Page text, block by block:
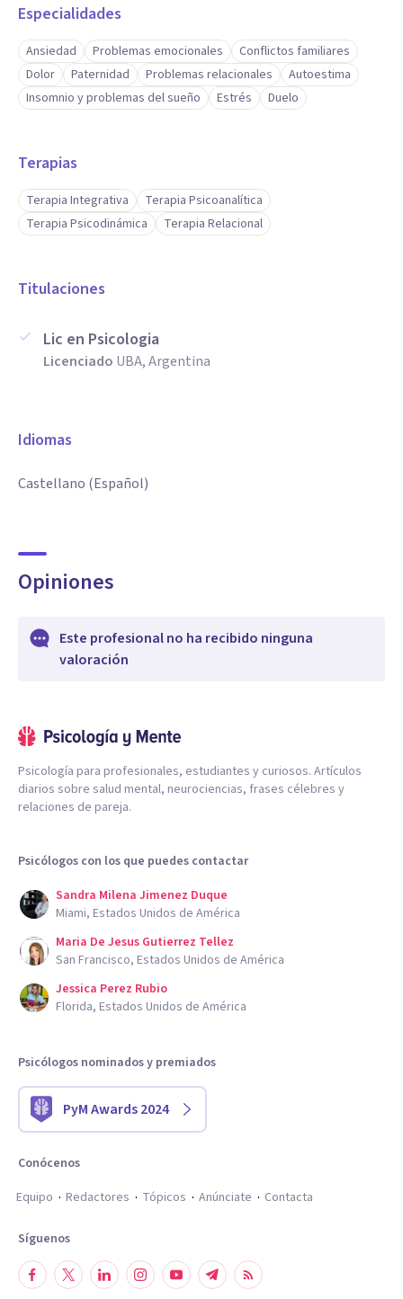
Especialidades
Ansiedad Problemas emocionales
Conflictos familiares
Dolor
Paternidad Problemas relacionales
Autoestima
Insomnio y problemas del sueño
Estrés Duelo
Terapias
Terapia Integrativa
Terapia Psicoanalítica
Terapia Psicodinámica
Terapia Relacional
Titulaciones
Lic en Psicologia
Licenciado UBA, Argentina
Idiomas
Castellano (Español)
Opiniones
Este profesional no ha recibido ninguna
valoración
Psicología para profesionales, estudiantes y curiosos. Artículos
diarios sobre salud mental, neurociencias, frases célebres y
relaciones de pareja.
Psicólogos con los que puedes contactar
Sandra Milena Jimenez Duque
Miami, Estados Unidos de América
Maria De Jesus Gutierrez Tellez
San Francisco, Estados Unidos de América
Jessica Perez Rubio
Florida, Estados Unidos de América
Psicólogos nominados y premiados
PyM Awards 2024
Conócenos
Equipo
Redactores Tópicos Anúnciate Contacta
Síguenos